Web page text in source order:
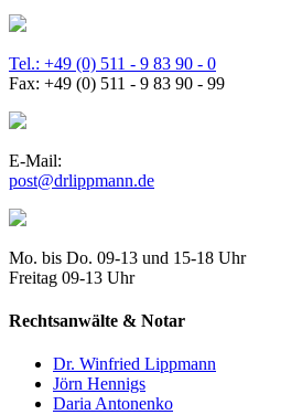
Tel.: +49 (0) 511 - 9 83 90 - 0
Fax: +49 (0) 511 - 9 83 90 - 99
E-Mail:
post@drlippmann.de
Mo. bis Do. 09-13 und 15-18 Uhr
Freitag 09-13 Uhr
Rechtsanwälte & Notar
Dr. Winfried Lippmann
Jörn Hennigs
Daria Antonenko